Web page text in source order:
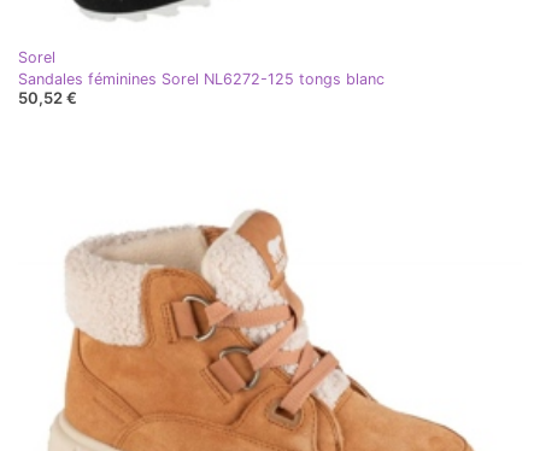
Sorel
Sandales féminines Sorel NL6272-125 tongs blanc
50,52 €